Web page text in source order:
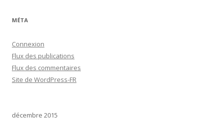
MÉTA
Connexion
Flux des publications
Flux des commentaires
Site de WordPress-FR
décembre 2015